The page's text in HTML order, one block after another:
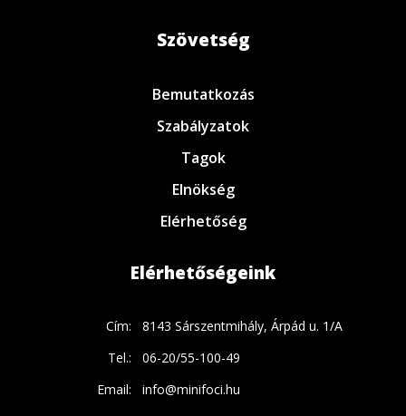
Szövetség
Bemutatkozás
Szabályzatok
Tagok
Elnökség
Elérhetőség
Elérhetőségeink
Cím:
8143 Sárszentmihály, Árpád u. 1/A
Tel.:
06-20/55-100-49
Email:
info@minifoci.hu